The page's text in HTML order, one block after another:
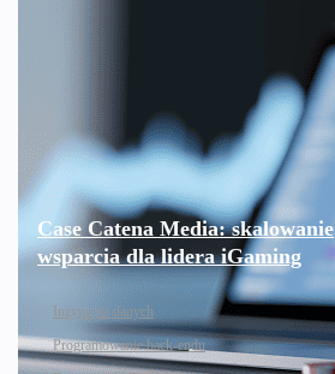
Case Catena Media: skalowanie
wsparcia dla lidera iGaming
Inżynieria danych
Programowanie back-endu